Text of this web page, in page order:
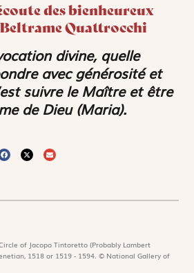
des bienheureux
Quattrocchi
divine, quelle
avec générosité et
suivre le Maître et être
de Dieu (Maria).
of Jacopo Tintoretto (Probably Lambert
1518 or 1519 - 1594. © National Gallery of